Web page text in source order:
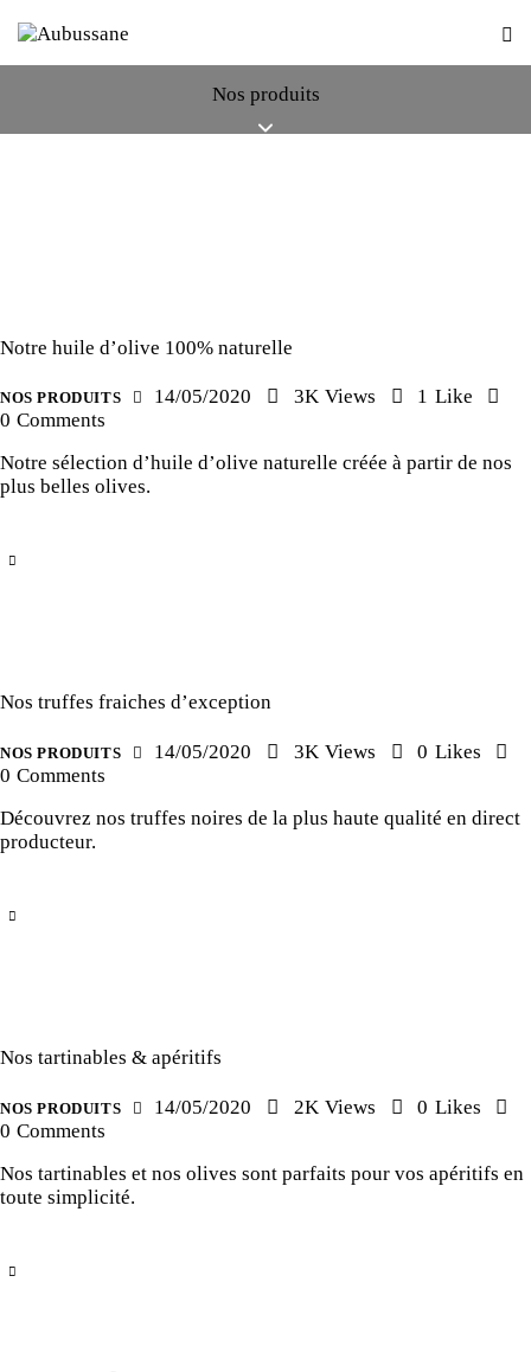
Nos produits
Notre huile d’olive 100% naturelle
NOS PRODUITS 14/05/2020 3K Views 1 Like
0 Comments
Notre sélection d’huile d’olive naturelle créée à partir de nos
plus belles olives.
Nos truffes fraiches d’exception
NOS PRODUITS 14/05/2020 3K Views 0 Likes
0 Comments
Découvrez nos truffes noires de la plus haute qualité en direct
producteur.
Nos tartinables & apéritifs
NOS PRODUITS 14/05/2020 2K Views 0 Likes
0 Comments
Nos tartinables et nos olives sont parfaits pour vos apéritifs en
toute simplicité.